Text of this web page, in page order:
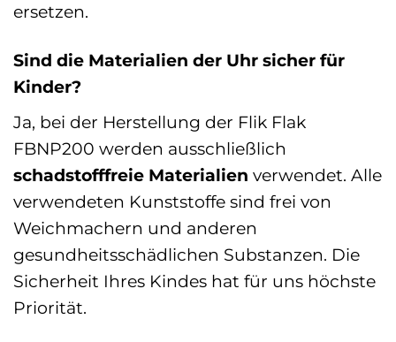
ersetzen.
Sind die Materialien der Uhr sicher für
Kinder?
Ja, bei der Herstellung der Flik Flak
FBNP200 werden ausschließlich
schadstofffreie Materialien verwendet. Alle
verwendeten Kunststoffe sind frei von
Weichmachern und anderen
gesundheitsschädlichen Substanzen. Die
Sicherheit Ihres Kindes hat für uns höchste
Priorität.